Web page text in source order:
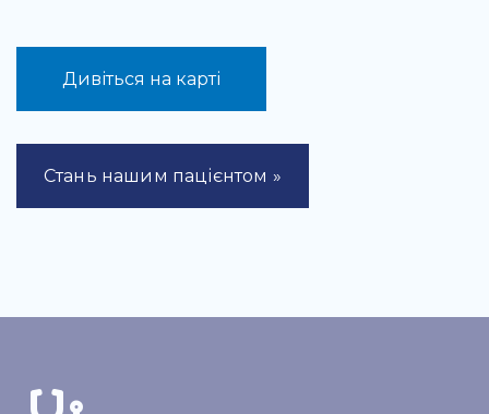
Дивіться на карті
Стань нашим пацієнтом »